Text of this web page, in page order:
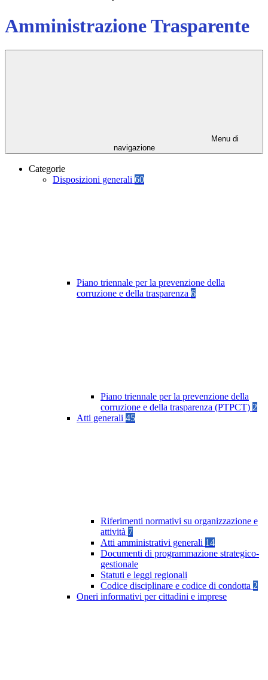
Amministrazione Trasparente
Menu di
navigazione
Categorie
Disposizioni generali 60
Piano triennale per la prevenzione della
corruzione e della trasparenza 6
Piano triennale per la prevenzione della
corruzione e della trasparenza (PTPCT) 2
Atti generali 45
Riferimenti normativi su organizzazione e
attività 7
Atti amministrativi generali 14
Documenti di programmazione strategico-
gestionale
Statuti e leggi regionali
Codice disciplinare e codice di condotta 2
Oneri informativi per cittadini e imprese